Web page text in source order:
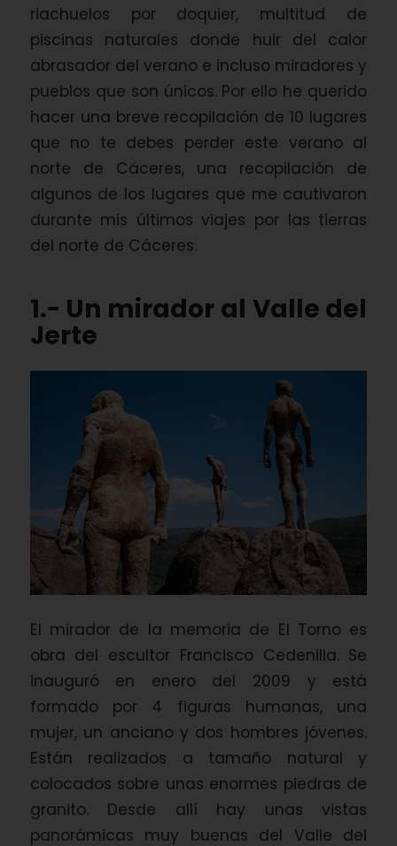
riachuelos por doquier, multitud de
piscinas naturales donde huir del calor
abrasador del verano e incluso miradores y
pueblos que son únicos. Por ello he querido
hacer una breve recopilación de 10 lugares
que no te debes perder este verano al
norte de Cáceres, una recopilación de
algunos de los lugares que me cautivaron
durante mis últimos viajes por las tierras
del norte de Cáceres.
1.- Un mirador al Valle del
Jerte
El mirador de la memoria de El Torno es
obra del escultor Francisco Cedenilla. Se
inauguró en enero del 2009 y está
formado por 4 figuras humanas, una
mujer, un anciano y dos hombres jóvenes.
Están realizados a tamaño natural y
colocados sobre unas enormes piedras de
granito. Desde allí hay unas vistas
panorámicas muy buenas del Valle del